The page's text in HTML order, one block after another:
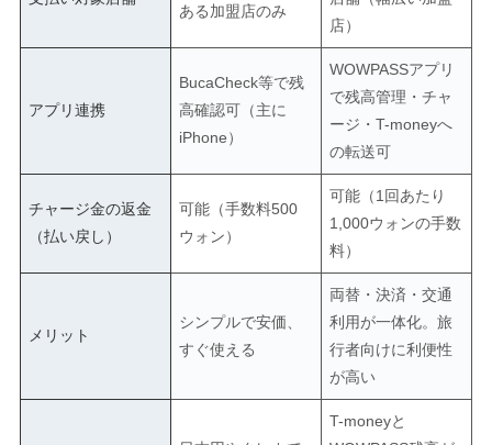
ある加盟店のみ
店）
アプリ連携
BucaCheck等で残
高確認可（主に
iPhone）
WOWPASSアプリ
で残高管理・チャ
ージ・T-moneyへ
の転送可
チャージ金の返金
（払い戻し）
可能（手数料500
ウォン）
可能（1回あたり
1,000ウォンの手数
料）
メリット
シンプルで安価、
すぐ使える
両替・決済・交通
利用が一体化。旅
行者向けに利便性
が高い
T-moneyと